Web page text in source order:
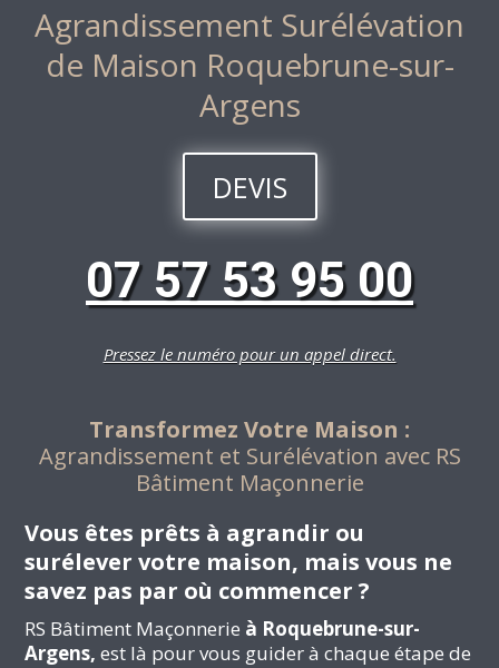
Agrandissement Surélévation
de Maison Roquebrune-sur-
Argens
DEVIS
07 57 53 95 00
Pressez le numéro pour un appel direct.
Transformez Votre Maison :
Agrandissement et Surélévation avec RS
Bâtiment Maçonnerie
Vous êtes prêts à agrandir ou
surélever votre maison, mais vous ne
savez pas par où commencer ?
RS Bâtiment Maçonnerie à Roquebrune-sur-
Argens, est là pour vous guider à chaque étape de